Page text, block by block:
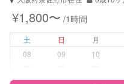
病児対応
¥1,800〜 /1時間
土 日 月
08
09 10